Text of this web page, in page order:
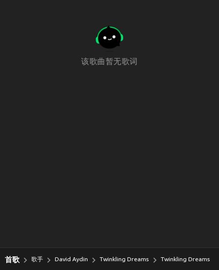
该歌曲暂无歌词
首歌 歌手 David Aydin Twinkling Dreams Twinkling Dreams